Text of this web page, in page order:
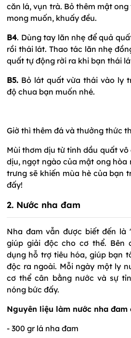
căn lá, vụn trà. Bỏ thêm mật
mong muốn, khuấy đều.
B4. Dùng tay lăn nhẹ để quả
rồi thái lát. Thao tác lăn nhẹ
quất tự động rời ra khi bạn thái
B5. Bỏ lát quất vừa thái vào ly
độ chua bạn muốn nhé.
Giờ thì thêm đá và thưởng thức
Mùi thơm dịu từ tinh dầu quất vô
dịu, ngọt ngào của mật ong hòa
trưng sẽ khiến mùa hè của bạn
đấy!
2. Nước nha đam
Nha đam vẫn được biết đến là
giúp giải độc cho cơ thể. Bên
dụng hỗ trợ tiêu hóa, giúp bạn
độc ra ngoài. Mỗi ngày một ly
cơ thể cân bằng nước và sự
nóng bức đấy.
Nguyên liệu làm nước nha
- 300 gr lá nha đam